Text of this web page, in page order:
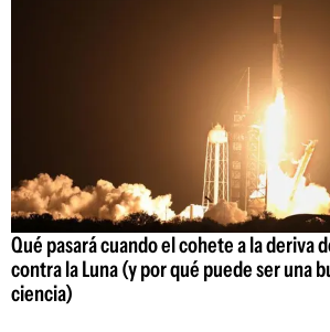
Qué pasará cuando el cohete a la deriva
contra la Luna (y por qué puede ser una
ciencia)